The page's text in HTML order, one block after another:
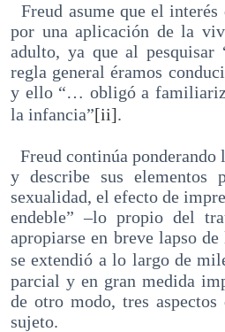
Freud asume que el
por una aplicación de la
adulto, ya que al
regla general éramos
y ello “… obligó a
la infancia”[ii].
Freud continúa
y describe sus elementos
sexualidad, el efecto de
endeble” ‒lo propio del
apropiarse en breve lapso
se extendió a lo largo de
parcial y en gran medida
de otro modo, tres
sujeto.